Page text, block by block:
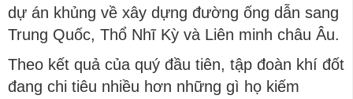
dự án khủng về xây dựng đường ống dẫn sang
Trung Quốc, Thổ Nhĩ Kỳ và Liên minh châu Âu.
Theo kết quả của quý đầu tiên, tập đoàn khí đốt
đang chi tiêu nhiều hơn những gì họ kiếm